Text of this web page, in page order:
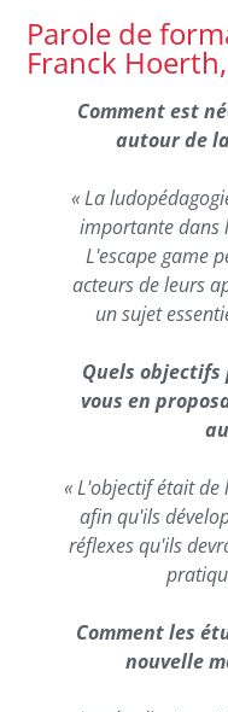
Parole de
Franck
Comment est
autour de
« La
importante dans
L'escape game
acteurs de leurs
un sujet
Quels objectifs
vous en
« L'objectif était
afin qu'ils
réflexes qu'ils
Comment les
nouvelle